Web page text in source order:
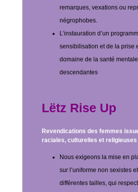
remarques, vexations ou
négrophobes.
L’instauration d’un
sensibilisation et de la prise
domaine de la santé
descendantes
Lëtz Rise Up
Revendications des femmes
raciales, culturelles et religieuses
Nous exigeons la mise en
sur l’uniforme non sexistes
différentes tailles, qui